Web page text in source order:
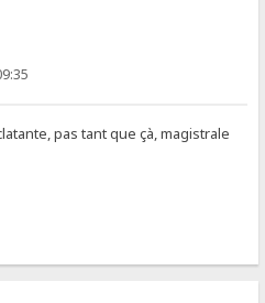
pas tant que çà, magistrale